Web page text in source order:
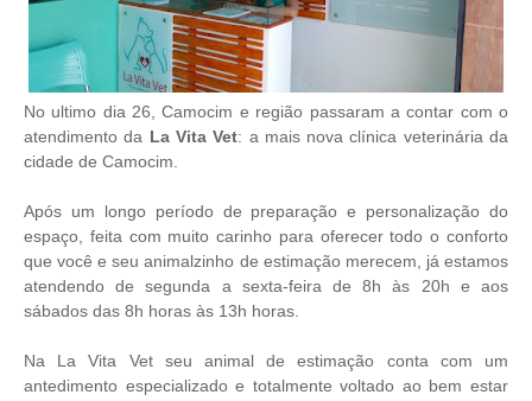
No ultimo dia 26, Camocim e região passaram a contar com o
atendimento da La Vita Vet: a mais nova clínica veterinária da
cidade de Camocim.
Após um longo período de preparação e personalização do
espaço, feita com muito carinho para oferecer todo o conforto
que você e seu animalzinho de estimação merecem, já estamos
atendendo de segunda a sexta-feira de 8h às 20h e aos
sábados das 8h horas às 13h horas.
Na La Vita Vet seu animal de estimação conta com um
antedimento especializado e totalmente voltado ao bem estar